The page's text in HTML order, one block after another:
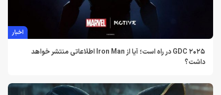
اخبار
GDC 2025 در راه است؛ آیا از Iron Man اطلاعاتی منتشر خواهد
داشت؟